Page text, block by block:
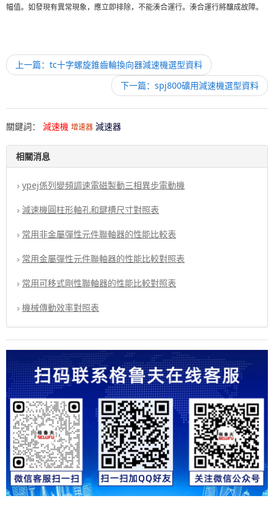
幅值。如發現有異常現象，應立即排除，不能湊合運行。湊合運行將釀成故障。
上一篇：tc十字螺旋錐齒輪換向器減速機選型資料
下一篇：spj800礦用減速機選型資料
關鍵詞： 減速機 增速器 減速器
相關消息
ypej係列變頻調速電磁製動三相異步電動機
減速機圓柱形軸孔和鍵槽尺寸對照表
常用非金屬彈性元件聯軸器的性能比較表
常用金屬彈性元件聯軸器的性能比較對照表
常用可移式剛性聯軸器的性能比較對照表
機械傳動效率對照表